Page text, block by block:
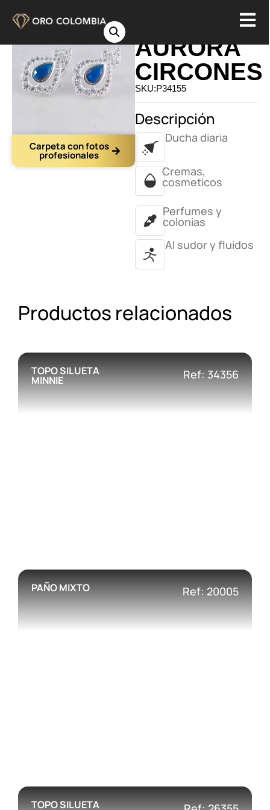
Carpeta con fotos
profesionales
AURORA
CIRCONES
SKU:P34155
Descripción
Ducha diaria
Cremas,
cosmeticos
Perfumes y
colonias
Al sudor y fluidos
Productos relacionados
TOPO SILUETA
MINNIE Ref: 34356
PAÑO MIXTO Ref: 20005
TOPO SILUETA